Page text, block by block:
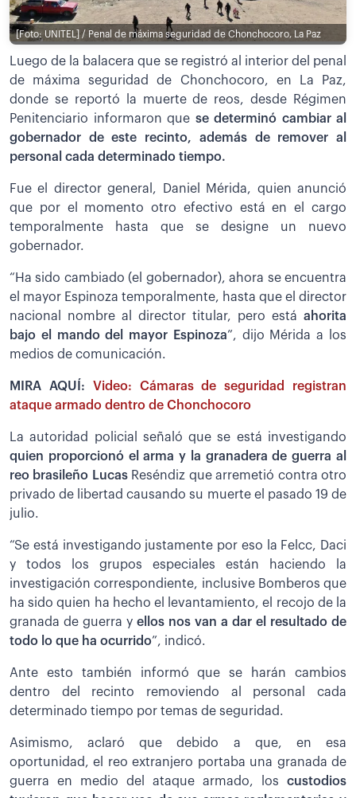
[Foto: UNITEL] / Penal de máxima seguridad de Chonchocoro, La Paz
Luego de la balacera que se registró al interior del penal
de máxima seguridad de Chonchocoro, en La Paz,
donde se reportó la muerte de reos, desde Régimen
Penitenciario informaron que se determinó cambiar al
gobernador de este recinto, además de remover al
personal cada determinado tiempo.
Fue el director general, Daniel Mérida, quien anunció
que por el momento otro efectivo está en el cargo
temporalmente hasta que se designe un nuevo
gobernador.
“Ha sido cambiado (el gobernador), ahora se encuentra
el mayor Espinoza temporalmente, hasta que el director
nacional nombre al director titular, pero está ahorita
bajo el mando del mayor Espinoza”, dijo Mérida a los
medios de comunicación.
MIRA AQUÍ:
Video: Cámaras de seguridad registran
ataque armado dentro de Chonchocoro
La autoridad policial señaló que se está investigando
quien proporcionó el arma y la granadera de guerra al
reo brasileño LucasReséndiz que arremetió contra otro
privado de libertad causando su muerte el pasado 19 de
julio.
“Se está investigando justamente por eso la Felcc, Daci
y todos los grupos especiales están haciendo la
investigación correspondiente, inclusive Bomberos que
ha sido quien ha hecho el levantamiento, el recojo de la
granada de guerra y ellos nos van a dar el resultado de
todo lo que ha ocurrido”, indicó.
Ante esto también informó que se harán cambios
dentro del recinto removiendo al personal cada
determinado tiempo por temas de seguridad.
Asimismo, aclaró que debido a que, en esa
oportunidad, el reo extranjero portaba una granada de
guerra en medio del ataque armado, los custodios